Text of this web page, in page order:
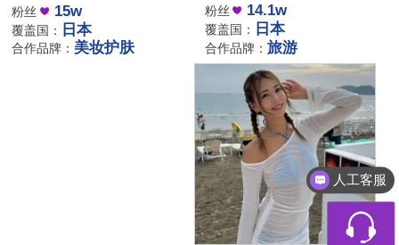
粉丝 15w
覆盖国： 日本
合作品牌： 美妆护肤
粉丝 14.1w
覆盖国： 日本
合作品牌：旅游
人工客服